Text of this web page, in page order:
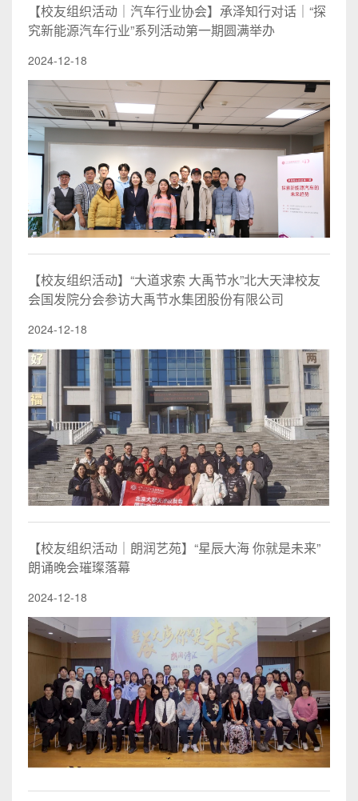
【校友组织活动｜汽车行业协会】承泽知行对话｜“探
究新能源汽车行业”系列活动第一期圆满举办
2024-12-18
【校友组织活动】“大道求索 大禹节水”北大天津校友
会国发院分会参访大禹节水集团股份有限公司
2024-12-18
【校友组织活动｜朗润艺苑】“星辰大海 你就是未来”
朗诵晚会璀璨落幕
2024-12-18